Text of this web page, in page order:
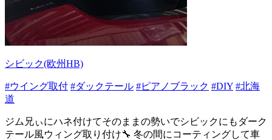
シビック(欧州HB)
#ウイング取付 #ダックテール #ピアノブラック #DIY #北海
道
ジム兄ぃにハネ付けてそのままの勢いでシビックにもダーク
テール風ウィング取り付け🔧 冬の間にコーティングして車